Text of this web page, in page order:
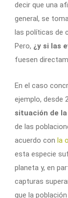
decir que una
general, se
las políticas de
Pero, ¿y si las
fuesen
En el caso
ejemplo, desde
situación de
de las
acuerdo con la
esta especie
planeta y, en
capturas
que la